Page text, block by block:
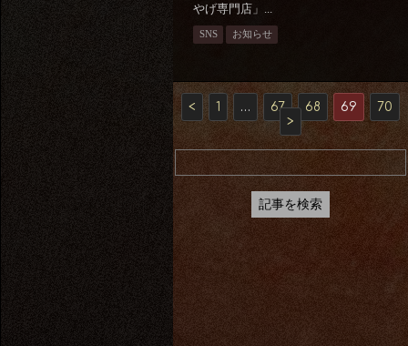
やげ専門店」...
SNS お知らせ
< 1 … 67 68 69
70
>